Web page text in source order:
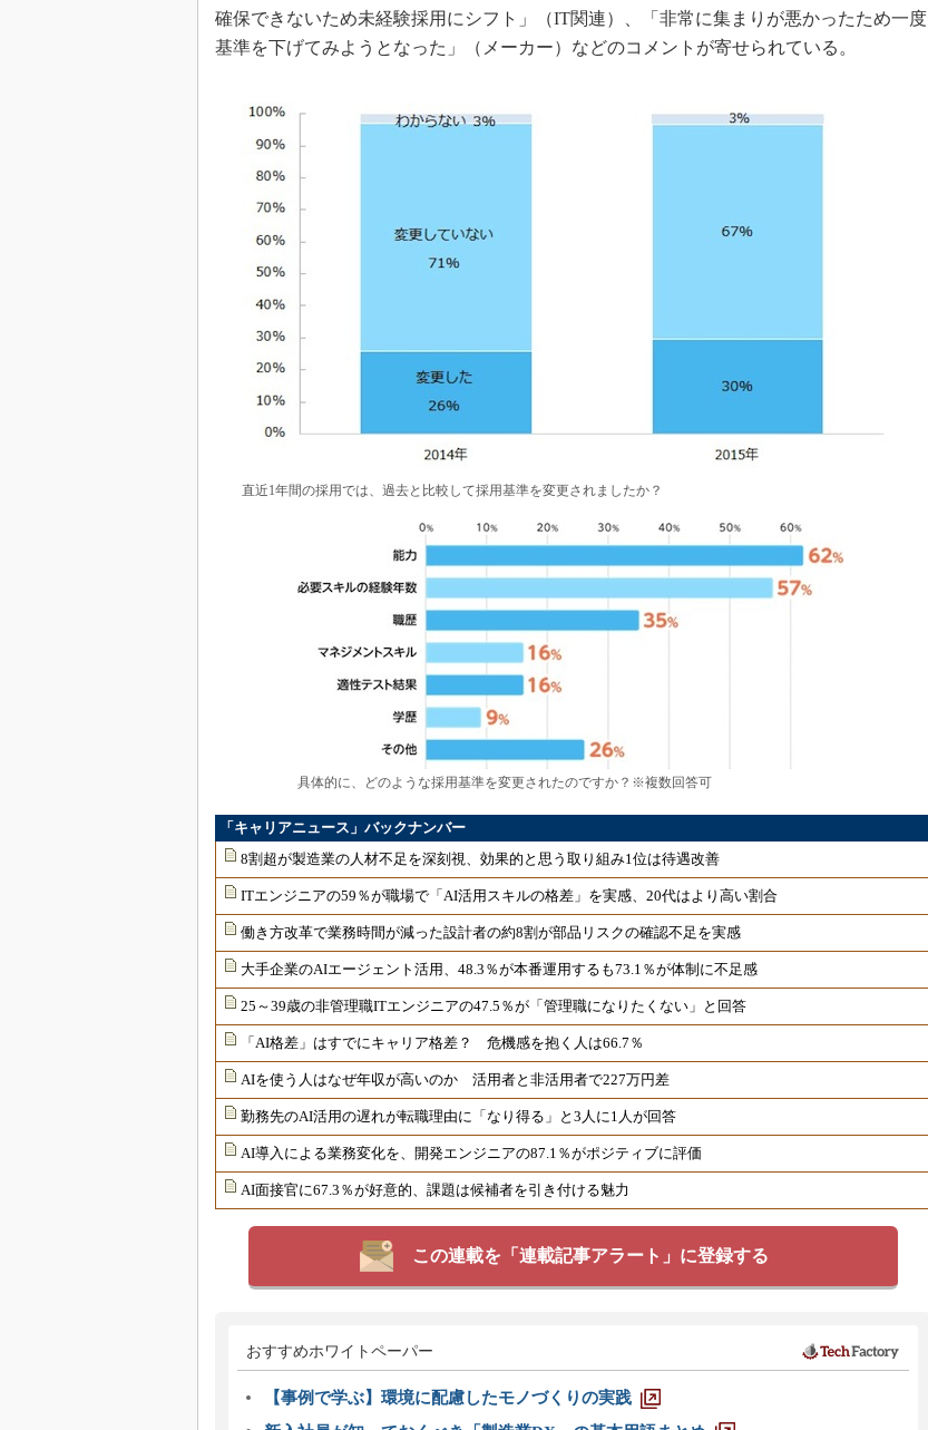
確保できないため未経験採用にシフト」（IT関連）、「非常に集まりが悪かったため一度
基準を下げてみようとなった」（メーカー）などのコメントが寄せられている。
直近1年間の採用では、過去と比較して採用基準を変更されましたか？
具体的に、どのような採用基準を変更されたのですか？※複数回答可
「キャリアニュース」バックナンバー
8割超が製造業の人材不足を深刻視、効果的と思う取り組み1位は待遇改善
ITエンジニアの59％が職場で「AI活用スキルの格差」を実感、20代はより高い割合
働き方改革で業務時間が減った設計者の約8割が部品リスクの確認不足を実感
大手企業のAIエージェント活用、48.3％が本番運用するも73.1％が体制に不足感
25～39歳の非管理職ITエンジニアの47.5％が「管理職になりたくない」と回答
「AI格差」はすでにキャリア格差？ 危機感を抱く人は66.7％
AIを使う人はなぜ年収が高いのか 活用者と非活用者で227万円差
勤務先のAI活用の遅れが転職理由に「なり得る」と3人に1人が回答
AI導入による業務変化を、開発エンジニアの87.1％がポジティブに評価
AI面接官に67.3％が好意的、課題は候補者を引き付ける魅力
この連載を「連載記事アラート」に登録する
おすすめホワイトペーパー
【事例で学ぶ】環境に配慮したモノづくりの実践